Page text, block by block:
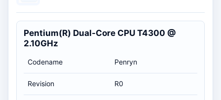
Pentium(R) Dual-Core CPU T4300 @
2.10GHz
Codename Penryn
Revision R0